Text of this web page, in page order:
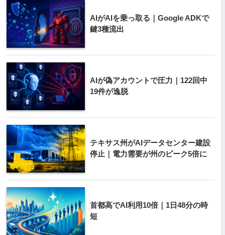
AIがAIを乗っ取る｜Google ADKで
鍵3種流出
AIが偽アカウントで圧力｜122回中
19件が逸脱
テキサス州がAIデータセンター建設
停止｜電力需要が州のピーク5倍に
首都高でAI利用10倍｜1日48分の時
短